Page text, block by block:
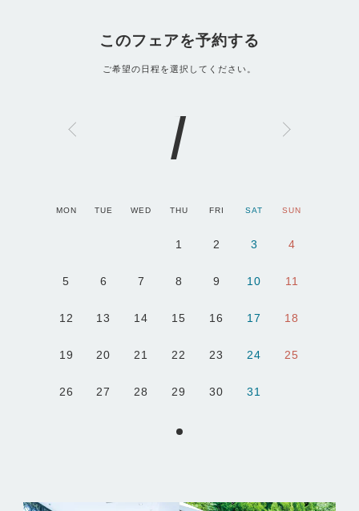
このフェアを予約する
ご希望の日程を選択してください。
1
MON TUE WED THU FRI SAT SUN
1 2 3 4
5 6 7 8 9 10 11
12 13 14 15 16 17 18
19 20 21 22 23 24 25
26 27 28 29 30 31